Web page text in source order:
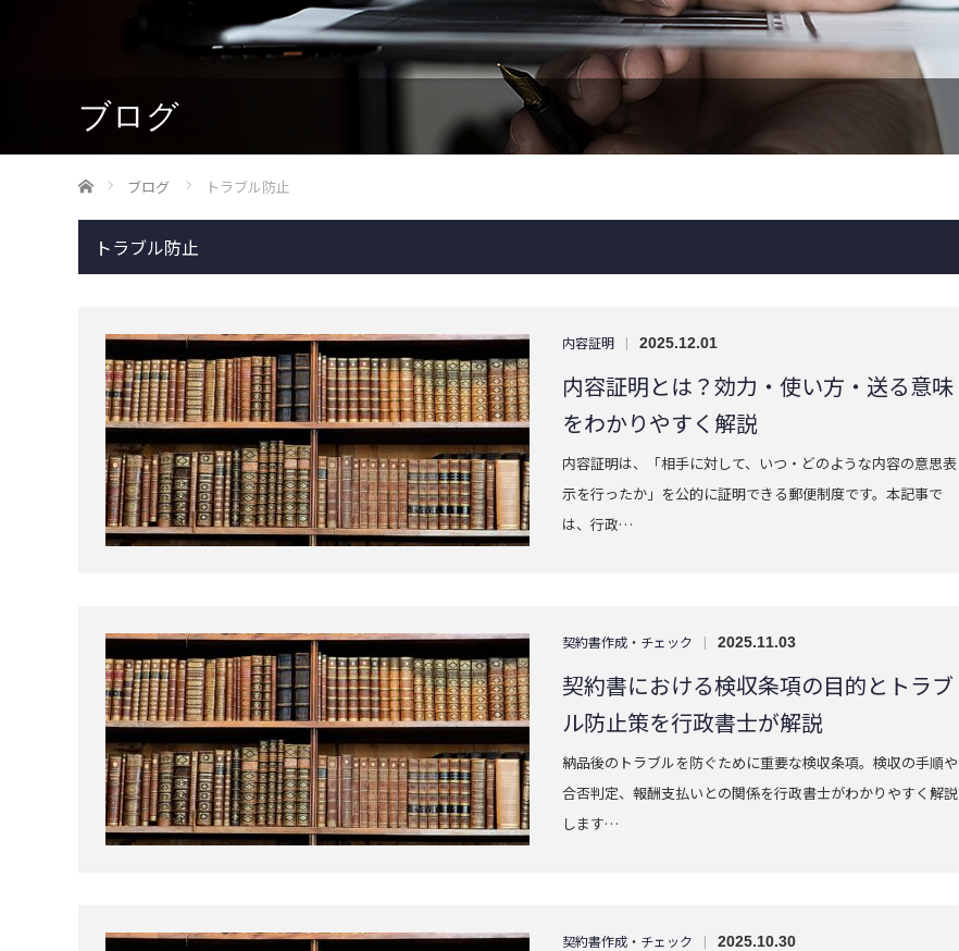
ブログ
ホーム ブログ トラブル防止
トラブル防止
内容証明 | 2025.12.01
内容証明とは？効力・使い方・送る意味
をわかりやすく解説
内容証明は、「相手に対して、いつ・どのような内容の意思表
示を行ったか」を公的に証明できる郵便制度です。本記事で
は、行政…
契約書作成・チェック | 2025.11.03
契約書における検収条項の目的とトラブ
ル防止策を行政書士が解説
納品後のトラブルを防ぐために重要な検収条項。検収の手順や
合否判定、報酬支払いとの関係を行政書士がわかりやすく解説
します…
契約書作成・チェック | 2025.10.30